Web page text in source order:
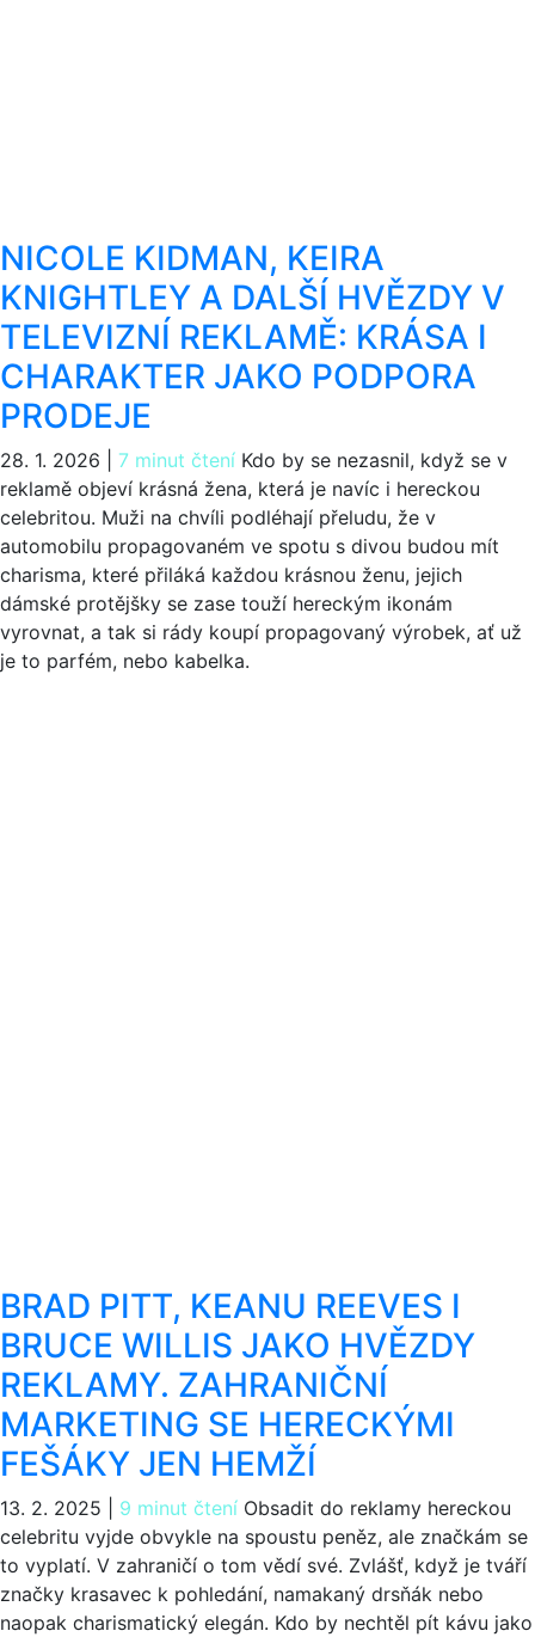
NICOLE KIDMAN, KEIRA
KNIGHTLEY A DALŠÍ HVĚZDY V
TELEVIZNÍ REKLAMĚ: KRÁSA I
CHARAKTER JAKO PODPORA
PRODEJE
28. 1. 2026 7 minut čtení Kdo by se nezasnil, když se v
reklamě objeví krásná žena, která je navíc i hereckou
celebritou. Muži na chvíli podléhají přeludu, že v
automobilu propagovaném ve spotu s divou budou mít
charisma, které přiláká každou krásnou ženu, jejich
dámské protějšky se zase touží hereckým ikonám
vyrovnat, a tak si rády koupí propagovaný výrobek, ať už
je to parfém, nebo kabelka.
BRAD PITT, KEANU REEVES I
BRUCE WILLIS JAKO HVĚZDY
REKLAMY. ZAHRANIČNÍ
MARKETING SE HERECKÝMI
FEŠÁKY JEN HEMŽÍ
13. 2. 2025 9 minut čtení Obsadit do reklamy hereckou
celebritu vyjde obvykle na spoustu peněz, ale značkám se
to vyplatí. V zahraničí o tom vědí své. Zvlášť, když je tváří
značky krasavec k pohledání, namakaný drsňák nebo
naopak charismatický elegán. Kdo by nechtěl pít kávu jako